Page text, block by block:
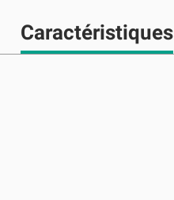
Caractéristiques